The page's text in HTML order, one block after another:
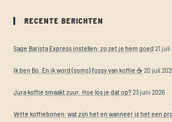
RECENTE BERICHTEN
Sage Barista Express instellen: zo zet je hem goed 21 juli
Ik ben Bo. En ik word (soms) fussy van koffie ☕ 20 juli
Jura koffie smaakt zuur. Hoe los je dat op?23 juni 2026
Vette koffiebonen: wat zijn het en wanneer is het een